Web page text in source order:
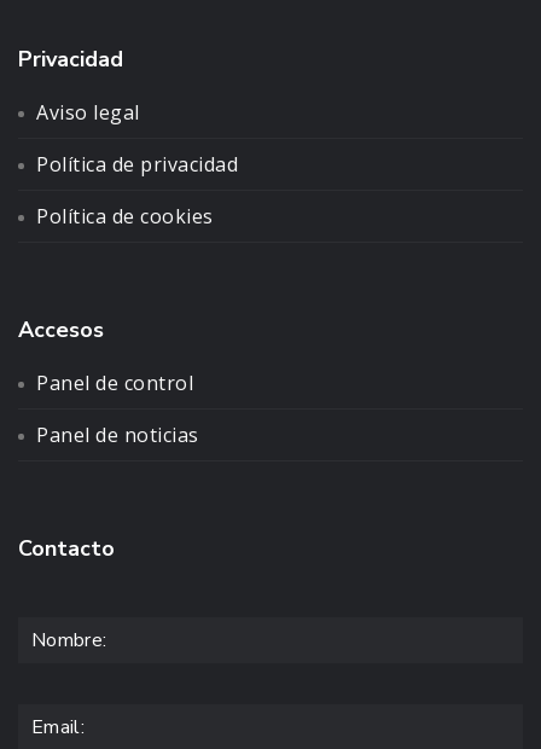
Privacidad
Aviso legal
Política de privacidad
Política de cookies
Accesos
Panel de control
Panel de noticias
Contacto